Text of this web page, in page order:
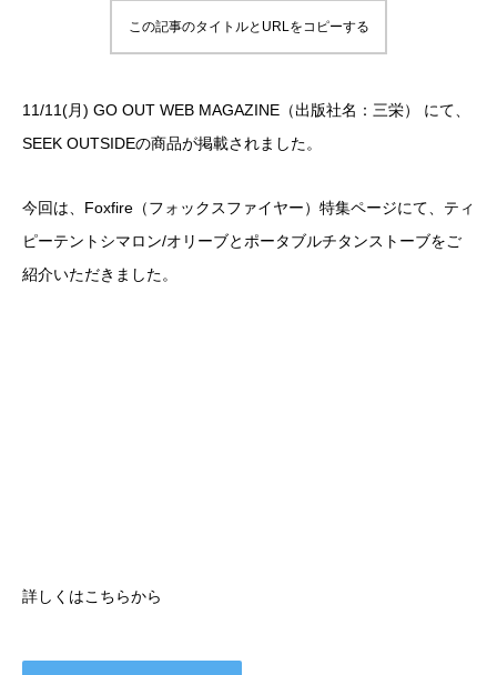
この記事のタイトルとURLをコピーする
11/11(月) GO OUT WEB MAGAZINE（出版社名：三栄） にて、
SEEK OUTSIDEの商品が掲載されました。
今回は、Foxfire（フォックスファイヤー）特集ページにて、ティ
ピーテントシマロン/オリーブとポータブルチタンストーブをご
紹介いただきました。
詳しくはこちらから